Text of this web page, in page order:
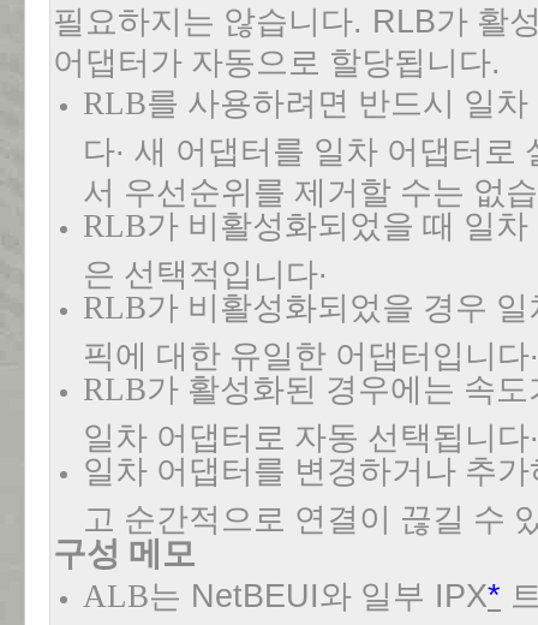
필요하지는 않습니다. RLB가 활
어댑터가 자동으로 할당됩니다.
RLB를 사용하려면 반드시 일
다.
새 어댑터를 일차 어댑터로
서 우선순위를 제거할 수는 없
RLB가 비활성화되었을 때 일
은 선택적입니다.
RLB가 비활성화되었을 경우
픽에 대한 유일한 어댑터입니다.
RLB가 활성화된 경우에는 속
일차 어댑터로 자동 선택됩니다.
일차 어댑터를 변경하거나 추
고 순간적으로 연결이 끊길 수
구성 메모
ALB는 NetBEUI와 일부 IPX*